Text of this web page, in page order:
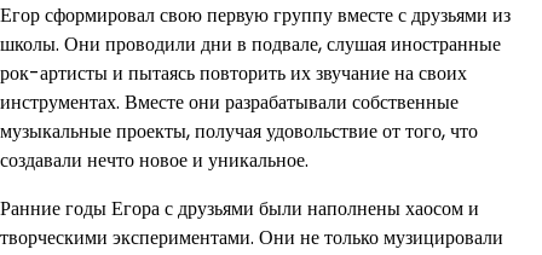
Егор сформировал свою первую группу вместе с друзьями из
школы. Они проводили дни в подвале, слушая иностранные
рок-артисты и пытаясь повторить их звучание на своих
инструментах. Вместе они разрабатывали собственные
музыкальные проекты, получая удовольствие от того, что
создавали нечто новое и уникальное.
Ранние годы Егора с друзьями были наполнены хаосом и
творческими экспериментами. Они не только музицировали